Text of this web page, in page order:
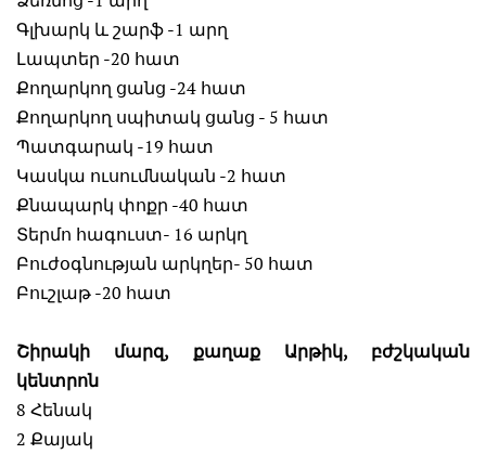
Գլխարկ և շարֆ -1 արղ
Լապտեր -20 հատ
Քողարկող ցանց -24 հատ
Քողարկող սպիտակ ցանց - 5 հատ
Պատգարակ -19 հատ
Կասկա ուսումնական -2 հատ
Քնապարկ փոքր -40 հատ
Տերմո հագուստ- 16 արկղ
Բուժօգնության արկղեր- 50 հատ
Բուշլաթ -20 հատ
Շիրակի մարզ, քաղաք Արթիկ, բժշկական
կենտրոն
8 Հենակ
2 Քայակ